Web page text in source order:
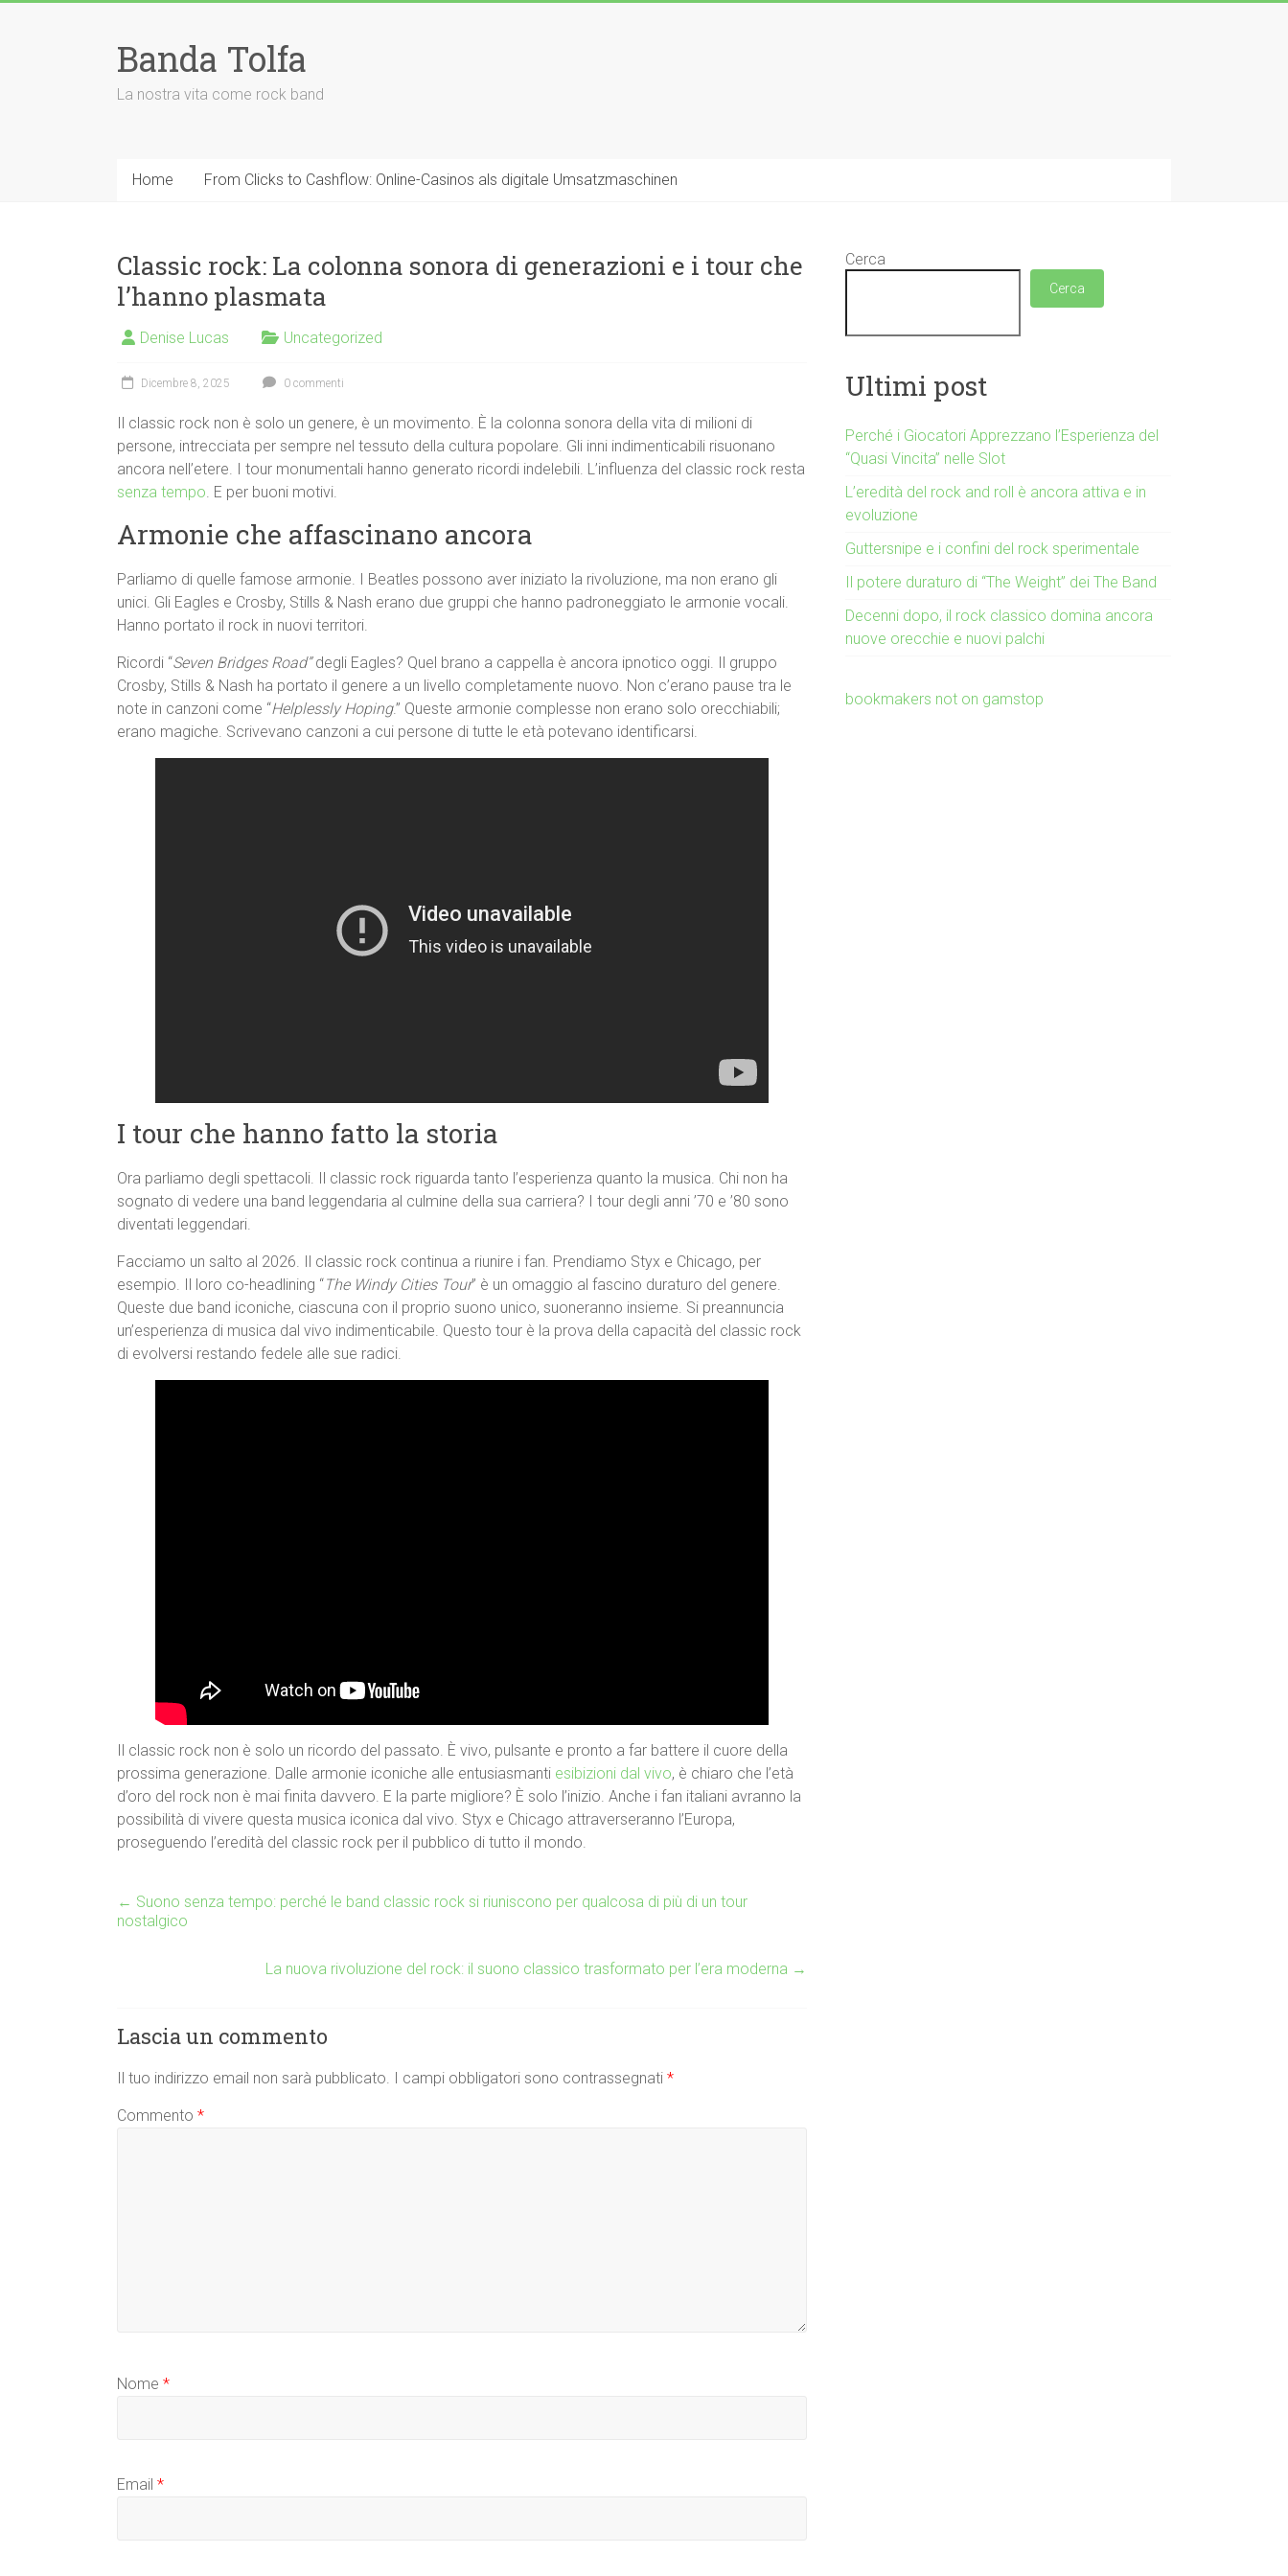
Banda Tolfa
La nostra vita come rock band
Home From Clicks to Cashflow: Online-Casinos als digitale Umsatzmaschinen
Classic rock: La colonna sonora di generazioni e i tour che
l’hanno plasmata
Denise Lucas Uncategorized
Dicembre 8, 2025 0 commenti
Il classic rock non è solo un genere, è un movimento. È la colonna sonora della vita di milioni di
persone, intrecciata per sempre nel tessuto della cultura popolare. Gli inni indimenticabili risuonano
ancora nell’etere. I tour monumentali hanno generato ricordi indelebili. L’influenza del classic rock resta
senza tempo. E per buoni motivi.
Armonie che affascinano ancora
Parliamo di quelle famose armonie. I Beatles possono aver iniziato la rivoluzione, ma non erano gli
unici. Gli Eagles e Crosby, Stills & Nash erano due gruppi che hanno padroneggiato le armonie vocali.
Hanno portato il rock in nuovi territori.
Ricordi “Seven Bridges Road”degli Eagles? Quel brano a cappella è ancora ipnotico oggi. Il gruppo
Crosby, Stills & Nash ha portato il genere a un livello completamente nuovo. Non c’erano pause tra le
note in canzoni come “Helplessly Hoping.” Queste armonie complesse non erano solo orecchiabili;
erano magiche. Scrivevano canzoni a cui persone di tutte le età potevano identificarsi.
I tour che hanno fatto la storia
Ora parliamo degli spettacoli. Il classic rock riguarda tanto l’esperienza quanto la musica. Chi non ha
sognato di vedere una band leggendaria al culmine della sua carriera? I tour degli anni ’70 e ’80 sono
diventati leggendari.
Facciamo un salto al 2026. Il classic rock continua a riunire i fan. Prendiamo Styx e Chicago, per
esempio. Il loro co-headlining “The Windy Cities Tour” è un omaggio al fascino duraturo del genere.
Queste due band iconiche, ciascuna con il proprio suono unico, suoneranno insieme. Si preannuncia
un’esperienza di musica dal vivo indimenticabile. Questo tour è la prova della capacità del classic rock
di evolversi restando fedele alle sue radici.
Il classic rock non è solo un ricordo del passato. È vivo, pulsante e pronto a far battere il cuore della
prossima generazione. Dalle armonie iconiche alle entusiasmanti esibizioni dal vivo, è chiaro che l’età
d’oro del rock non è mai finita davvero. E la parte migliore? È solo l’inizio. Anche i fan italiani avranno la
possibilità di vivere questa musica iconica dal vivo. Styx e Chicago attraverseranno l’Europa,
proseguendo l’eredità del classic rock per il pubblico di tutto il mondo.
← Suono senza tempo: perché le band classic rock si riuniscono per qualcosa di più di un tour
nostalgico
La nuova rivoluzione del rock: il suono classico trasformato per l’era moderna →
Lascia un commento
Il tuo indirizzo email non sarà pubblicato. I campi obbligatori sono contrassegnati *
Commento *
Nome *
Email *
Cerca
Cerca
Ultimi post
Perché i Giocatori Apprezzano l’Esperienza del
“Quasi Vincita” nelle Slot
L’eredità del rock and roll è ancora attiva e in
evoluzione
Guttersnipe e i confini del rock sperimentale
Il potere duraturo di “The Weight” dei The Band
Decenni dopo, il rock classico domina ancora
nuove orecchie e nuovi palchi
bookmakers not on gamstop